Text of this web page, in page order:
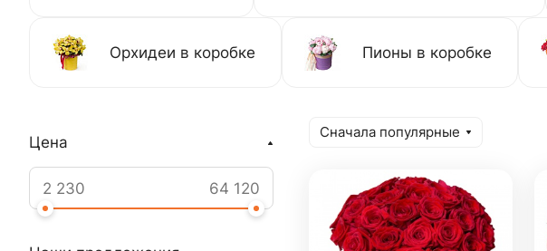
Орхидеи в коробке Пионы в коробке
Сначала популярные
Цена